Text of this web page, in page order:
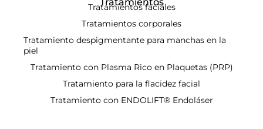
Tratamientos faciales
Tratamientos corporales
Tratamiento despigmentante para manchas en la
piel
Tratamiento con Plasma Rico en Plaquetas (PRP)
Tratamiento para la flacidez facial
Tratamiento con ENDOLIFT® Endoláser